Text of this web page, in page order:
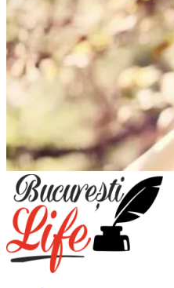
Meniu
principal